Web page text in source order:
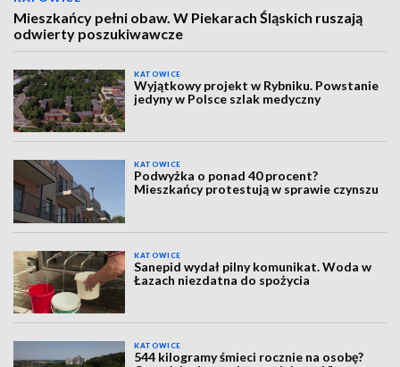
Mieszkańcy pełni obaw. W Piekarach Śląskich ruszają
odwierty poszukiwawcze
KATOWICE
Wyjątkowy projekt w Rybniku. Powstanie
jedyny w Polsce szlak medyczny
KATOWICE
Podwyżka o ponad 40 procent?
Mieszkańcy protestują w sprawie czynszu
KATOWICE
Sanepid wydał pilny komunikat. Woda w
Łazach niezdatna do spożycia
KATOWICE
544 kilogramy śmieci rocznie na osobę?